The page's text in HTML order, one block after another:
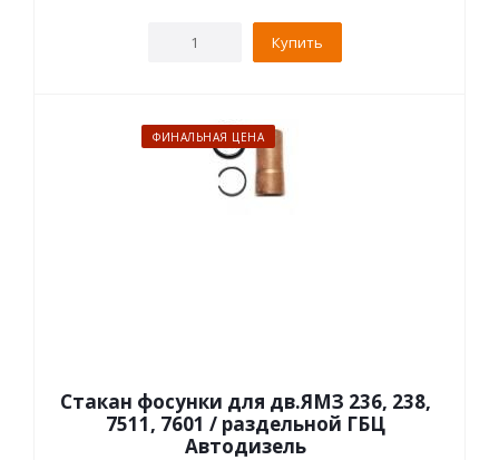
Купить
ФИНАЛЬНАЯ ЦЕНА
Стакан фосунки для дв.ЯМЗ 236, 238,
7511, 7601 / раздельной ГБЦ
Автодизель